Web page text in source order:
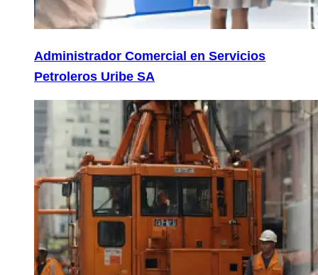
Administrador Comercial en Servicios
Petroleros Uribe SA